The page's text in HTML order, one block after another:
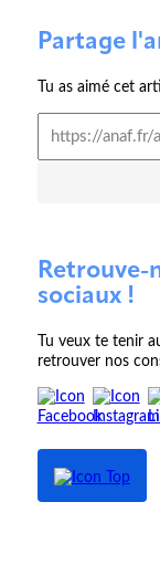
Partage
Tu as aimé cet
Retrouve-
sociaux !
Tu veux te tenir
retrouver nos